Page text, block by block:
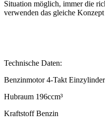
Situation möglich, immer die
verwenden das gleiche
Technische Daten:
Benzinmotor 4-Takt Einzylinder
Hubraum 196ccm³
Kraftstoff Benzin